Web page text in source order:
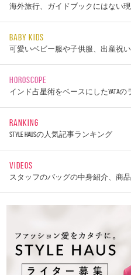
海外旅行、ガイドブックにはない
BABY KIDS
可愛いベビー服や子供服、出産祝
HOROSCOPE
インド占星術をベースにしたYATA
RANKING
STYLE HAUSの人気記事ランキング
VIDEOS
スタッフのバッグの中身紹介、商